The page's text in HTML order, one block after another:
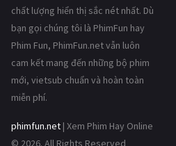
chất lượng hiển thị sắc nét nhất. Dù
bạn gọi chúng tôi là PhimFun hay
Phim Fun, PhimFun.net vẫn luôn
cam kết mang đến những bộ phim
mới, vietsub chuẩn và hoàn toàn
miễn phí.
phimfun.net | Xem Phim Hay Online
© 2026. All Rights Reserved